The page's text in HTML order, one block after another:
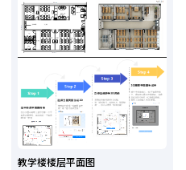
教学楼楼层平面图